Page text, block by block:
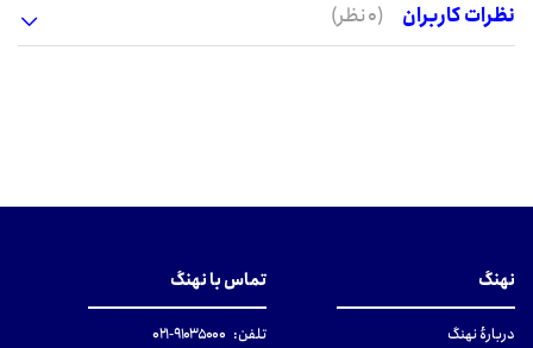
نظرات کاربران
(0 نظر)
نهنگ
دربارهٔ نهنگ
تماس با نهنگ
تلفن: ۹۱۰۳۵۰۰۰-۰۲۱